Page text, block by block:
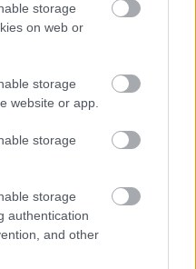
storage
on web or
storage
website or app.
storage
storage
authentication
and other
Avagy a kognitív
Kína gazdasági